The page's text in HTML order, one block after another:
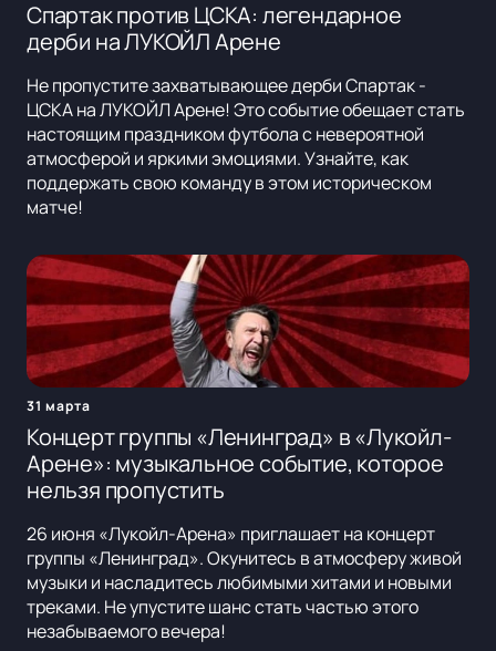
Спартак против ЦСКА: легендарное
дерби на ЛУКОЙЛ Арене
Не пропустите захватывающее дерби Спартак -
ЦСКА на ЛУКОЙЛ Арене! Это событие обещает стать
настоящим праздником футбола с невероятной
атмосферой и яркими эмоциями. Узнайте, как
поддержать свою команду в этом историческом
матче!
31 марта
Концерт группы «Ленинград» в «Лукойл-
Арене»: музыкальное событие, которое
нельзя пропустить
26 июня «Лукойл-Арена» приглашает на концерт
группы «Ленинград». Окунитесь в атмосферу живой
музыки и насладитесь любимыми хитами и новыми
треками. Не упустите шанс стать частью этого
незабываемого вечера!